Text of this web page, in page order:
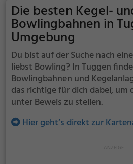
Die besten Kegel-
Bowlingbahnen in
Umgebung
Du bist auf der Suche nach
liebst Bowling? In Tuggen
Bowlingbahnen und
das richtige für dich dabei, um
unter Beweis zu stellen.
Hier geht’s direkt zur